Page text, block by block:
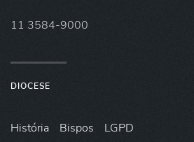
11 3584-9000
DIOCESE
História Bispos LGPD